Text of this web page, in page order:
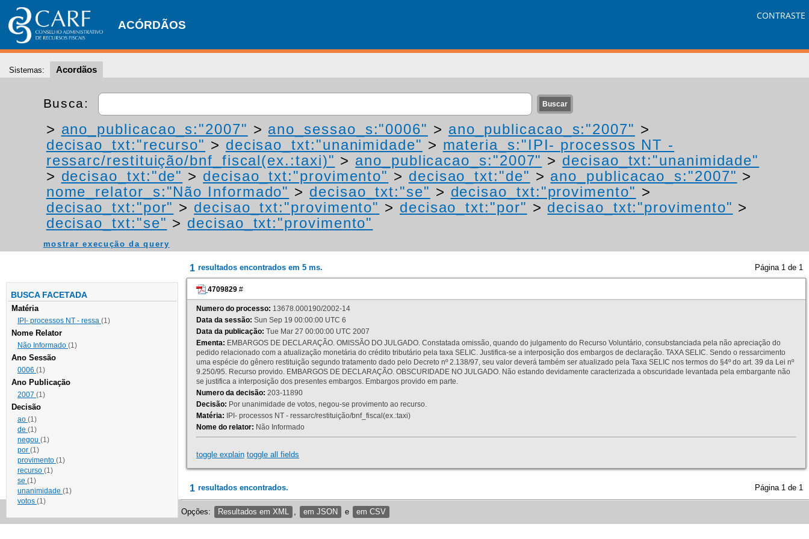
ACÓRDÃOS
CONTRASTE
Sistemas: Acordãos
Busca:
> ano_publicacao_s:"2007" > ano_sessao_s:"0006" > ano_publicacao_s:"2007" >
decisao_txt:"recurso" > decisao_txt:"unanimidade" > materia_s:"IPI- processos NT -
ressarc/restituição/bnf_fiscal(ex.:taxi)" > ano_publicacao_s:"2007" > decisao_txt:"unanimidade"
> decisao_txt:"de" > decisao_txt:"provimento" > decisao_txt:"de" > ano_publicacao_s:"2007" >
nome_relator_s:"Não Informado" > decisao_txt:"se" > decisao_txt:"provimento" >
decisao_txt:"por" > decisao_txt:"provimento" > decisao_txt:"por" > decisao_txt:"provimento" >
decisao_txt:"se" > decisao_txt:"provimento"
mostrar execução da query
BUSCA FACETADA
Matéria
IPI- processos NT - ressa (1)
Nome Relator
Não Informado (1)
Ano Sessão
0006 (1)
Ano Publicação
2007 (1)
Decisão
ao (1)
de (1)
negou (1)
por (1)
provimento (1)
recurso (1)
se (1)
unanimidade (1)
votos (1)
1 resultados encontrados em 5 ms. Página 1 de 1
4709829 #
Numero do processo: 13678.000190/2002-14
Data da sessão: Sun Sep 19 00:00:00 UTC 6
Data da publicação: Tue Mar 27 00:00:00 UTC 2007
Ementa: EMBARGOS DE DECLARAÇÃO. OMISSÃO DO JULGADO. Constatada omissão, quando do julgamento do Recurso Voluntário, consubstanciada pela não apreciação do
pedido relacionado com a atualização monetária do crédito tributário pela taxa SELIC. Justifica-se a interposição dos embargos de declaração. TAXA SELIC. Sendo o ressarcimento
uma espécie do gênero restituição segundo tratamento dado pelo Decreto nº 2.138/97, seu valor deverá também ser atualizado pela Taxa SELIC nos termos do §4º do art. 39 da Lei nº
9.250/95. Recurso provido. EMBARGOS DE DECLARAÇÃO. OBSCURIDADE NO JULGADO. Não estando devidamente caracterizada a obscuridade levantada pela embargante não
se justifica a interposição dos presentes embargos. Embargos provido em parte.
Numero da decisão: 203-11890
Decisão: Por unanimidade de votos, negou-se provimento ao recurso.
Matéria: IPI- processos NT - ressarc/restituição/bnf_fiscal(ex.:taxi)
Nome do relator: Não Informado
toggle explain toggle all fields
1 resultados encontrados. Página 1 de 1
Opções: Resultados em XML em JSON e em CSV